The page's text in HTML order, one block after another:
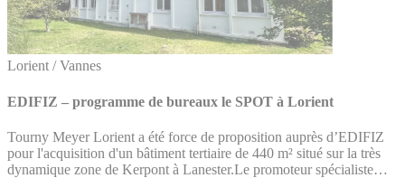
Lorient / Vannes
EDIFIZ – programme de bureaux le SPOT à Lorient
Tourny Meyer Lorient a été force de proposition auprès d’EDIFIZ
pour l'acquisition d'un bâtiment tertiaire de 440 m² situé sur la très
dynamique zone de Kerpont à Lanester.Le promoteur spécialiste…